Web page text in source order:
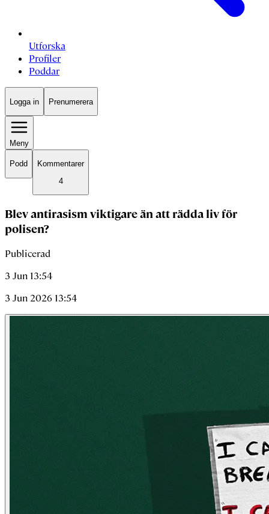
Utforska
Profiler
Poddar
Logga in Prenumerera
Meny
Podd
Kommentarer
4
Blev antirasism viktigare än att rädda liv för
polisen?
Publicerad
3 Jun 13:54
3 Jun 2026 13:54